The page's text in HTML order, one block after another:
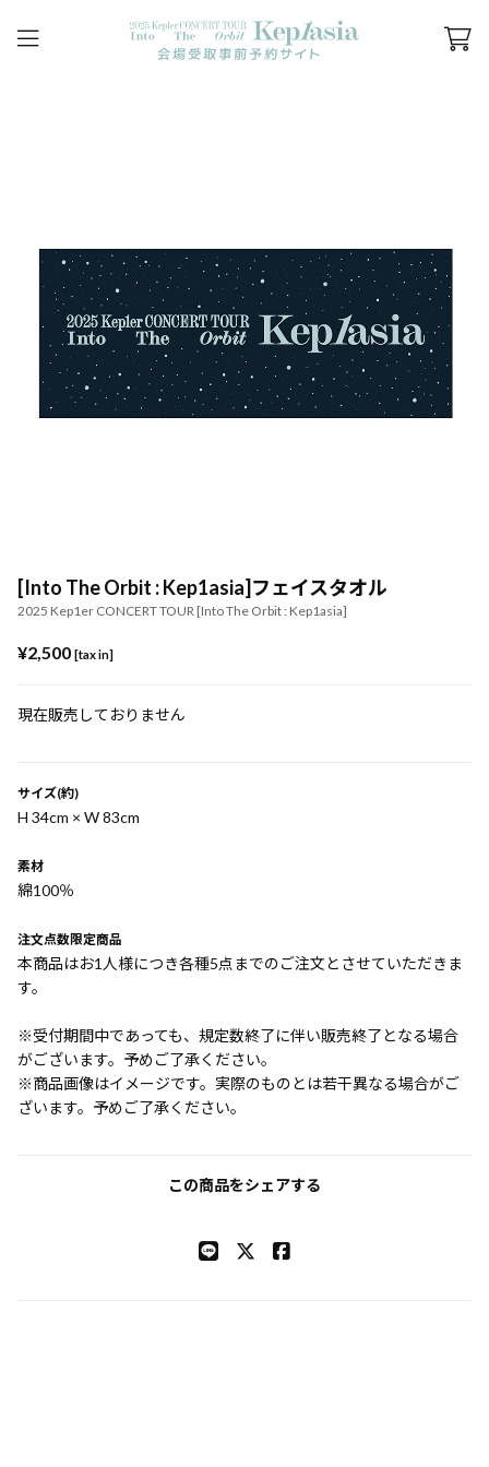
[Into The Orbit : Kep1asia]フェイスタオル
2025 Kep1er CONCERT TOUR [Into The Orbit : Kep1asia]
¥2,500 [tax in]
現在販売しておりません
サイズ(約)
H 34cm × W 83cm
素材
綿100％
注文点数限定商品
本商品はお1人様につき各種5点までのご注文とさせていただきま
す。
※受付期間中であっても、規定数終了に伴い販売終了となる場合
がございます。予めご了承ください。
※商品画像はイメージです。実際のものとは若干異なる場合がご
ざいます。予めご了承ください。
この商品をシェアする